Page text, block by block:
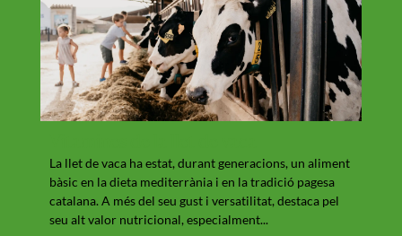
La llet de vaca ha estat, durant generacions, un aliment
bàsic en la dieta mediterrània i en la tradició pagesa
catalana. A més del seu gust i versatilitat, destaca pel
seu alt valor nutricional, especialment...